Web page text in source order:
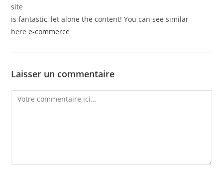
site
is fantastic, let alone the content! You can see similar
heree-commerce
Laisser un commentaire
Comment